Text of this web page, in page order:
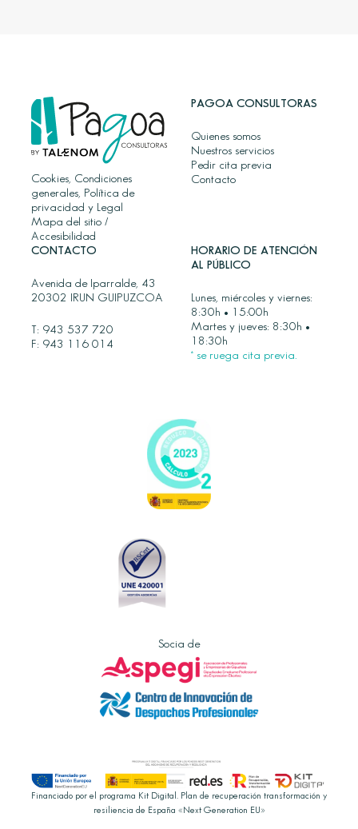
Cookies, Condiciones
generales, Política de
privacidad y Legal
Mapa del sitio /
Accesibilidad
PAGOA CONSULTORAS
Quienes somos
Nuestros servicios
Pedir cita previa
Contacto
CONTACTO
Avenida de Iparralde, 43
20302 IRUN GUIPUZCOA
T: 943 537 720
F: 943 116 014
HORARIO DE ATENCIÓN
AL PÚBLICO
Lunes, miércoles y viernes:
8:30h • 15:00h
Martes y jueves: 8:30h •
18:30h
* se ruega cita previa.
Socia de
Financiado por el programa Kit Digital. Plan de recuperación transformación y
resiliencia de España «Next Generation EU»